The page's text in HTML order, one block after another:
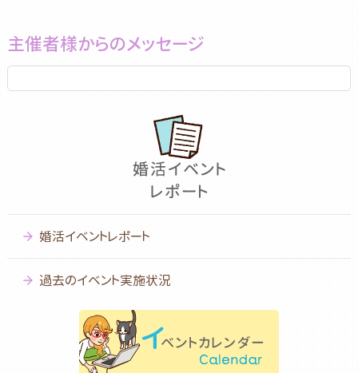
主催者様からのメッセージ
婚活イベントレポート
過去のイベント実施状況